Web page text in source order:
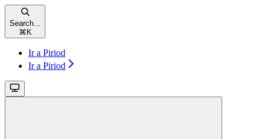
Search...
⌘ K
Ir a Piriod
Ir a Piriod